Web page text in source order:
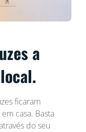
a
ficaram
casa. Basta
do seu